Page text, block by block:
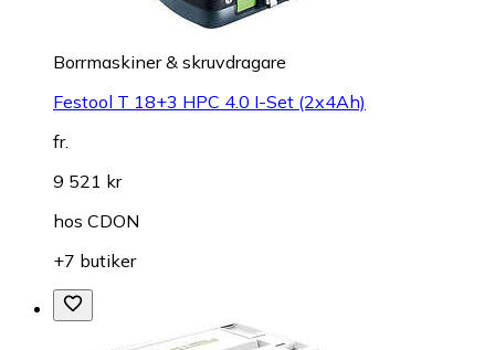
Borrmaskiner & skruvdragare
Festool T 18+3 HPC 4.0 I-Set (2x4Ah)
fr.
9 521 kr
hos CDON
+7 butiker